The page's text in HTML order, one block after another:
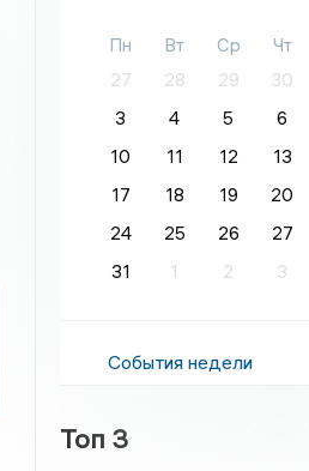
Пн Вт Ср Чт
27
28 29 30
3
4 5 6
10
11 12 13
17
18 19 20
24
25 26 27
31
1 2 3
События недели
Топ 3